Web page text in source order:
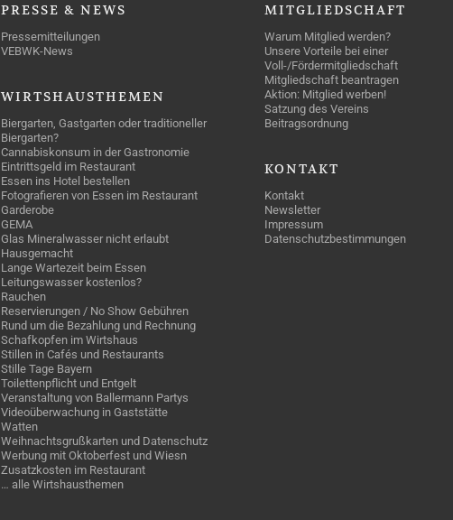
PRESSE & NEWS
Pressemitteilungen
VEBWK-News
WIRTSHAUSTHEMEN
Biergarten, Gastgarten oder traditioneller
Biergarten?
Cannabiskonsum in der Gastronomie
Eintrittsgeld im Restaurant
Essen ins Hotel bestellen
Fotografieren von Essen im Restaurant
Garderobe
GEMA
Glas Mineralwasser nicht erlaubt
Hausgemacht
Lange Wartezeit beim Essen
Leitungswasser kostenlos?
Rauchen
Reservierungen / No Show Gebühren
Rund um die Bezahlung und Rechnung
Schafkopfen im Wirtshaus
Stillen in Cafés und Restaurants
Stille Tage Bayern
Toilettenpflicht und Entgelt
Veranstaltung von Ballermann Partys
Videoüberwachung in Gaststätte
Watten
Weihnachtsgrußkarten und Datenschutz
Werbung mit Oktoberfest und Wiesn
Zusatzkosten im Restaurant
… alle Wirtshausthemen
MITGLIEDSCHAFT
Warum Mitglied werden?
Unsere Vorteile bei einer
Voll-/Fördermitgliedschaft
Mitgliedschaft beantragen
Aktion: Mitglied werben!
Satzung des Vereins
Beitragsordnung
KONTAKT
Kontakt
Newsletter
Impressum
Datenschutzbestimmungen